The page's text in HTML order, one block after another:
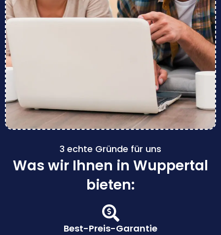
3 echte Gründe für uns
Was wir Ihnen in Wuppertal
bieten:
Best-Preis-Garantie